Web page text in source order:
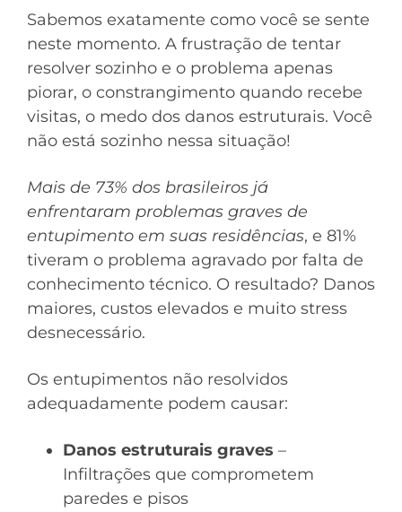
Sabemos exatamente como você se sente
neste momento. A frustração de tentar
resolver sozinho e o problema apenas
piorar, o constrangimento quando recebe
visitas, o medo dos danos estruturais. Você
não está sozinho nessa situação!
Mais de 73% dos brasileiros já
enfrentaram problemas graves de
entupimento em suas residências, e 81%
tiveram o problema agravado por falta de
conhecimento técnico. O resultado? Danos
maiores, custos elevados e muito stress
desnecessário.
Os entupimentos não resolvidos
adequadamente podem causar:
Danos estruturais graves –
Infiltrações que comprometem
paredes e pisos